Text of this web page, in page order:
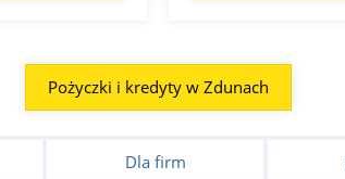
Pożyczki i kredyty w Zdunach
Dla firm